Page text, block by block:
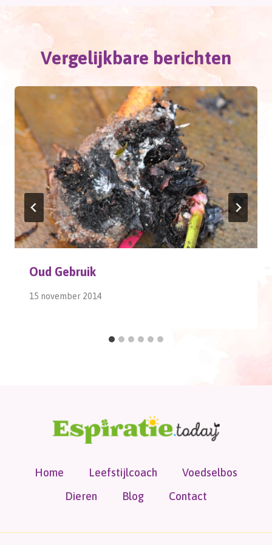
Vergelijkbare berichten
Oud Gebruik
15 november 2014
Home Leefstijlcoach
Voedselbos
Dieren
Blog Contact